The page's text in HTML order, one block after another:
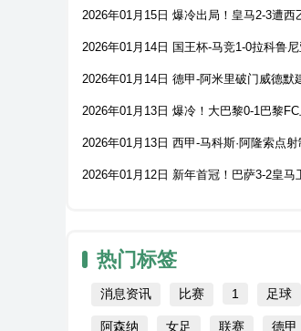
2026年01月15日 爆冷出局！皇马2-3遭
2026年01月14日 国王杯-马竞1-0拉科鲁
2026年01月14日 德甲-阿米里破门威德默
2026年01月13日 爆冷！大巴黎0-1巴黎
2026年01月13日 西甲-马科斯·阿隆索点
2026年01月12日 新年首冠！巴萨3-2皇
热门标签
消息资讯 比赛 1 足球
阿森纳 女足 联赛 德甲